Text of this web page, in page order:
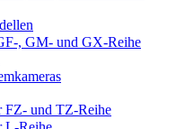
, GM- und GX-Reihe
und TZ-Reihe